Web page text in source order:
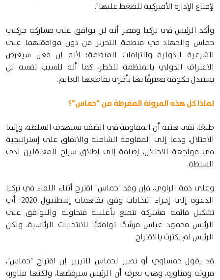
لإقناع الإدارة الأميركية للضغط عليها".
وأكد الرئيس في تركيا ومصر أنه لن يوافق على مشاركة حركتي
حماس والجهاد في منظمة التحرير من دون موافقتهما على
الشرعية الدولية والتزامات المنظمة؛ لأنه إن فعل سيعرض
الاعتراف الدولي بالمنظمة للخطر، كما أنه للسبب نفسه لن
يستبدل حكومة معترفًا بها بأخرى يقاطعها العالم.
لماذا كل هذه المرونة المفرطة من "حماس"؟
طبعًا، نفى هنية أن المقاومة في الضفة تستهدف السلطة، وإنما
الاحتلال، ودعا إلى المقاومة الشاملة والاتفاق على إستراتيجية
في مواجهة الاحتلال، إضافة إلى إطلاق سراح المعتقلين لدى
السلطة.
وعلى ذمة الراوي، فإن وفد "حماس" اقترح أثناء اللقاء في تركيا
الدعوة إلى إجراء انتخابات وفق تفاهمات إسطنبول 2020؛ أي
تشكيل قائمة مشتركة تتمتع بأغلبية فتحاوية والتوافق على
الرئيس محمود عباس مرشحًا توافقيًا للانتخابات الرئاسية، ولكن
الرئيس لم يكترث بالاقتراح.
قد يقول حمساوي أو نصير لحماس للتبرير إن اقتراح "حماس"،
مرونة ومناورة، وهي تعرف أن الرئيس سيرفضها، ولكنها مناورة